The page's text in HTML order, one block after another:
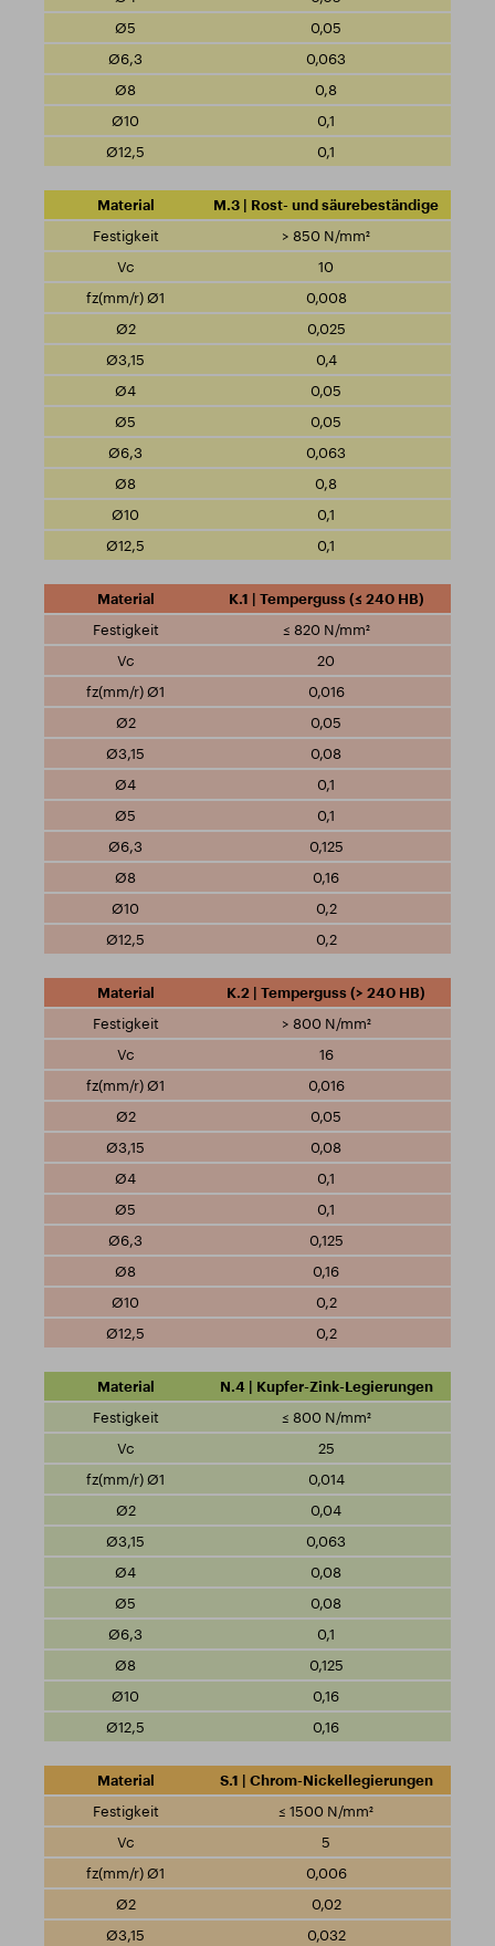
0,05
0,063
0,8
0,1
0,1
M.3 | Rost- und säurebeständige
> 850 N/mm²
10
0,008
0,025
0,4
0,05
0,05
0,063
0,8
0,1
0,1
K.1 | Temperguss (≤ 240 HB)
≤ 820 N/mm²
20
0,016
0,05
0,08
0,1
0,1
0,125
0,16
0,2
0,2
K.2 | Temperguss (> 240 HB)
> 800 N/mm²
16
0,016
0,05
0,08
0,1
0,1
0,125
0,16
0,2
0,2
N.4 | Kupfer-Zink-Legierungen
≤ 800 N/mm²
25
0,014
0,04
0,063
0,08
0,08
0,1
0,125
0,16
0,16
S.1 | Chrom-Nickellegierungen
≤ 1500 N/mm²
5
0,006
0,02
0,032